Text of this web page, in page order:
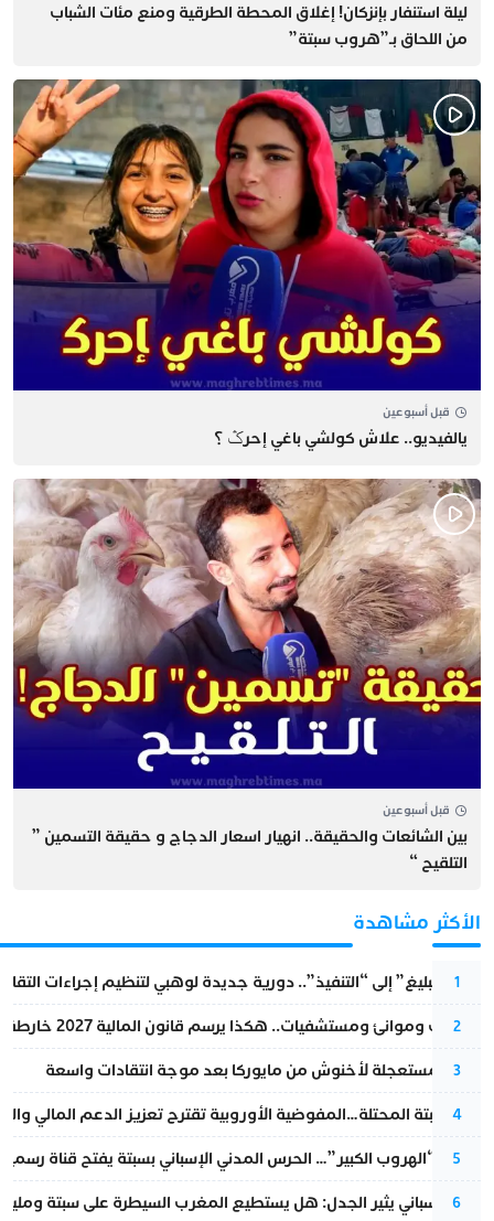
​ليلة استنفار بإنزكان! إغلاق المحطة الطرقية ومنع مئات الشباب
من اللحاق بـ”هروب سبتة”
قبل أسبوعين
يالفيديو.. علاش كولشي باغي إحرݣ ؟
قبل أسبوعين
بين الشائعات والحقيقة.. انهيار اسعار الدجاج و حقيقة التسمين ”
التلقيح “
الأكثر مشاهدة
1
من “التبليغ” إلى “التنفيذ”.. دورية جديدة لوهبي لتنظيم إجراءات
2
قطارات وموانئ ومستشفيات.. هكذا يرسم قانون المالية 2027 خارطة المغرب المقبل
3
عودة مستعجلة لأخنوش من مايوركا بعد موجة انتقادات واسعة
4
أزمة سبتة المحتلة…المفوضية الأوروبية تقترح تعزيز الدعم المالي
5
عملية “الهروب الكبير”… الحرس المدني الإسباني بسبتة يفتح قناة
6
تقرير إسباني يثير الجدل: هل يستطيع المغرب السيطرة على سبتة